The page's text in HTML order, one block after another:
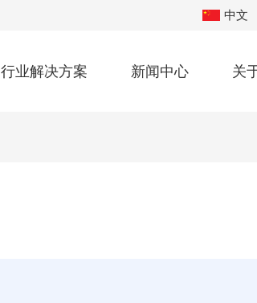
中文
行业解决方案 新闻中心 关